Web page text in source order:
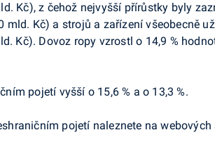
Kč), z čehož nejvyšší přírůstky byly
Kč) a strojů a zařízení všeobecně
Kč). Dovoz ropy vzrostl o 14,9 %
pojetí vyšší o 15,6 % a o 13,3 %.
pojetí naleznete na